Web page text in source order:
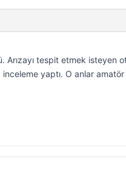
Arızayı tespit etmek isteyen
yaptı. O anlar amatör